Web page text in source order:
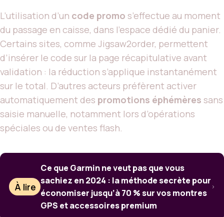
L’utilisation d’un code promo s’effectue au moment
du passage en caisse, dans l’espace dédié du panier.
Certains sites, comme Jigsaw2order, permettent
d’insérer le code sur la page récapitulative avant
validation : la réduction s’applique instantanément
sur le total. D’autres acteurs préfèrent activer
automatiquement des promotions éphémères sans
saisie manuelle, notamment lors d’opérations
spéciales ou de ventes flash.
À lire
Ce que Garmin ne veut pas que vous
sachiez en 2024 : la méthode secrète pour
économiser jusqu’à 70 % sur vos montres
GPS et accessoires premium